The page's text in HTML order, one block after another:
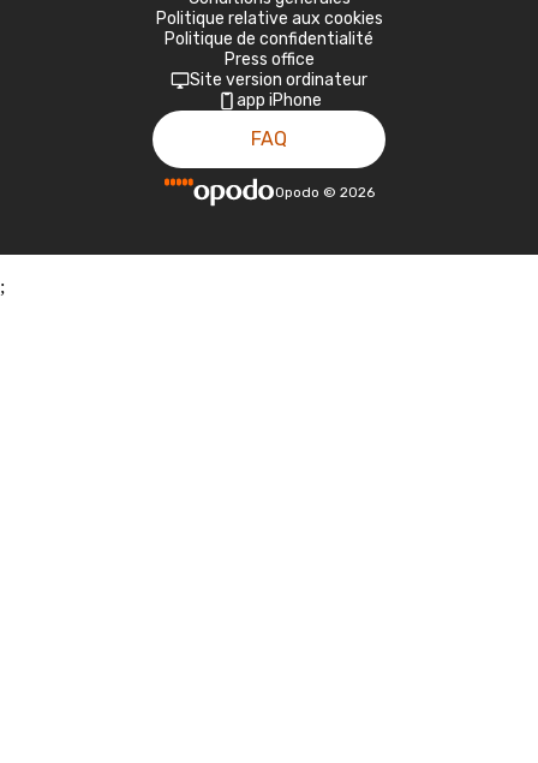
Politique relative aux cookies
Politique de confidentialité
Press office
Site version ordinateur
app iPhone
FAQ
Opodo © 2026
;